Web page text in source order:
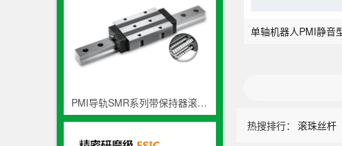
PMI导轨SMR系列带保持器滚柱型
热搜排行： 滚珠丝杆